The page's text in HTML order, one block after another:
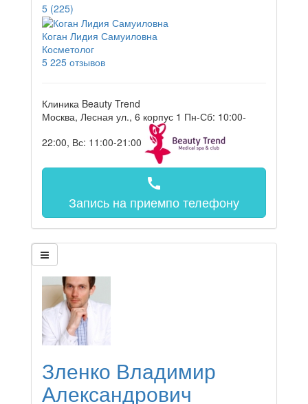
5 (225)
Коган Лидия Самуиловна
Косметолог
5 225 отзывов
Клиника Beauty Trend
Москва, Лесная ул., 6 корпус 1 Пн-Сб: 10:00-
22:00, Вс: 11:00-21:00
call
Запись на приемпо телефону
Зленко Владимир
Александрович